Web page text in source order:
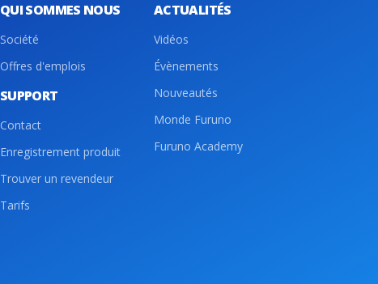
QUI SOMMES NOUS
Société
Offres d'emplois
SUPPORT
Contact
Enregistrement produit
Trouver un revendeur
Tarifs
ACTUALITÉS
Vidéos
Évènements
Nouveautés
Monde Furuno
Furuno Academy